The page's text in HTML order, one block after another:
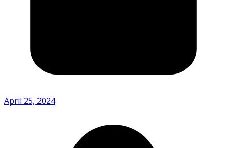
April 25, 2024